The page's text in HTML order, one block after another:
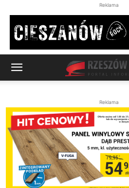
Reklama
Reklama